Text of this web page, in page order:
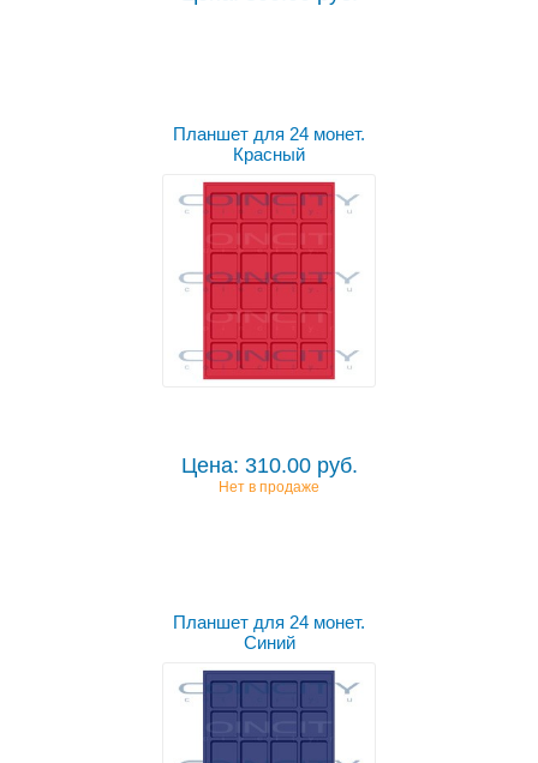
Планшет для 24 монет.
Красный
Цена: 310.00 руб.
Нет в продаже
Планшет для 24 монет.
Синий